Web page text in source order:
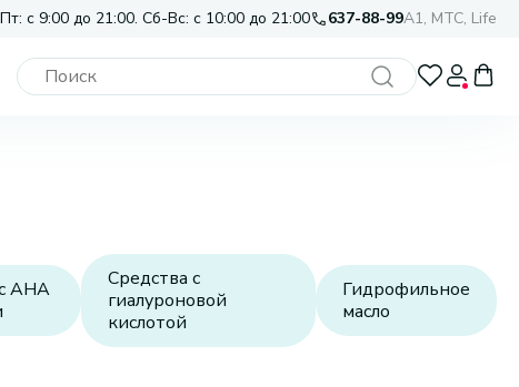
с 9:00 до 21:00. Сб-Вс: с 10:00 до 21:00 637-88-99A1, МТС, Life
AHA
Средства с
гиалуроновой
кислотой
Гидрофильное
масло